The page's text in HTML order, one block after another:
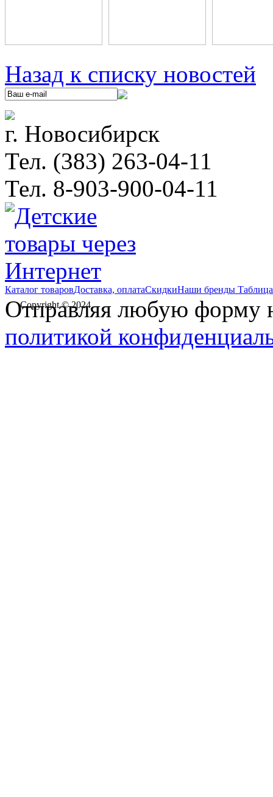
Назад к списку новостей
г. Новосибирск
Тел. (383) 263-04-11
Тел. 8-903-900-04-11
Каталог товаровДоставка, оплатаСкидкиНаши бренды
Copyright © 2024
Отправляя любую форму
политикой